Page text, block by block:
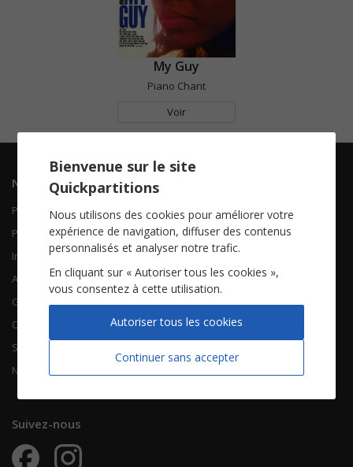
My Guy
Piano Chant
Voir
Navigation
Piano Chant
Piano Solo
Instruments solistes
Accordéon
Guitare
Chorales
Songbooks
Nouvelles partitions
Contactez-nous
Qui sommes-nous
FAQ
À propos
CGV
Mentions légales
Vie privée
Suivez-nous
Bienvenue sur le site
Quickpartitions
Nous utilisons des cookies pour améliorer votre
expérience de navigation, diffuser des contenus
personnalisés et analyser notre trafic.
En cliquant sur « Autoriser tous les cookies »,
vous consentez à cette utilisation.
Continuer sans accepter
Autoriser tous les cookies